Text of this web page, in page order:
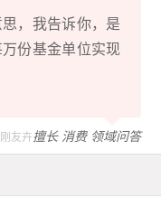
，我告诉你，是
份基金单位实现
刚友卉擅长 消费 领域问答